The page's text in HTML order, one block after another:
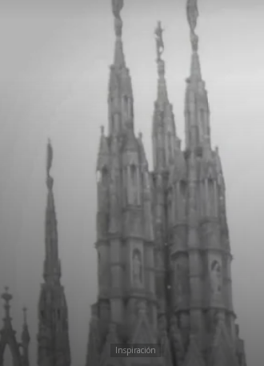
Inspiración